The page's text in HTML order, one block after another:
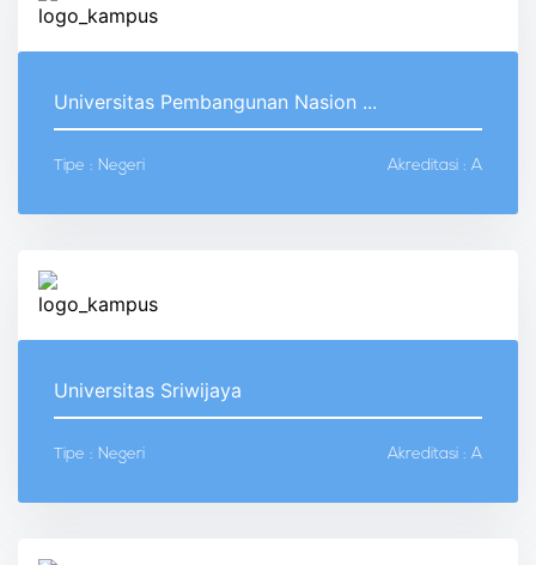
Universitas Pembangunan Nasion ...
Tipe : Negeri Akreditasi : A
Universitas Sriwijaya
Tipe : Negeri Akreditasi : A